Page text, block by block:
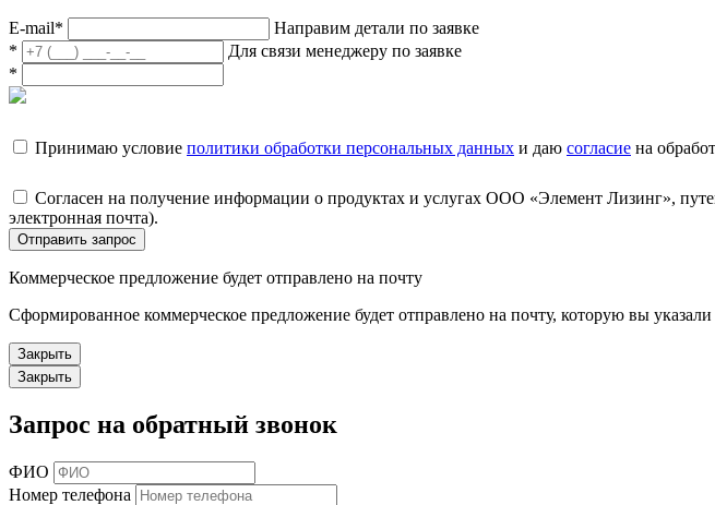
E-mail*
Направим детали по заявке
*
Для связи менеджеру по заявке
*
Принимаю условие политики обработки персональных данных и даю согласие на
Согласен на получение информации о продуктах и услугах ООО «Элемент Лизинг»,
электронная почта).
Отправить запрос
Коммерческое предложение будет отправлено на почту
Сформированное коммерческое предложение будет отправлено на почту, которую вы
Закрыть
Закрыть
Запрос на обратный звонок
ФИО
Номер телефона